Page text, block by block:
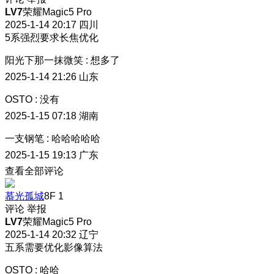
LV7荣耀Magic5 Pro
2025-1-14 20:17 四川
5系强烈要求长焦优化
阳光下那一抹微笑 : 想多了
2025-1-14 21:26 山东
OSTO : 没有
2025-1-15 07:18 湖南
一支钢笔 : 哈哈哈哈哈
2025-1-15 19:13 广东
查看全部评论
慕光孤城8F 1
评论 举报
LV7荣耀Magic5 Pro
2025-1-14 20:32 辽宁
五系需要优化影像算法
OSTO : 哈哈